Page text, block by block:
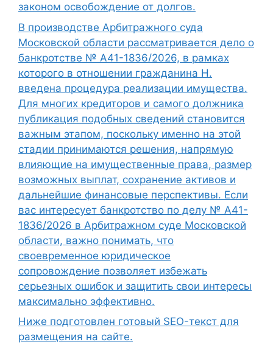
законом освобождение от долгов.
В производстве Арбитражного суда
Московской области рассматривается дело о
банкротстве № А41-1836/2026, в рамках
которого в отношении гражданина Н.
введена процедура реализации имущества.
Для многих кредиторов и самого должника
публикация подобных сведений становится
важным этапом, поскольку именно на этой
стадии принимаются решения, напрямую
влияющие на имущественные права, размер
возможных выплат, сохранение активов и
дальнейшие финансовые перспективы. Если
вас интересует банкротство по делу № А41-
1836/2026 в Арбитражном суде Московской
области, важно понимать, что
своевременное юридическое
сопровождение позволяет избежать
серьезных ошибок и защитить свои интересы
максимально эффективно.
Ниже подготовлен готовый SEO-текст для
размещения на сайте.